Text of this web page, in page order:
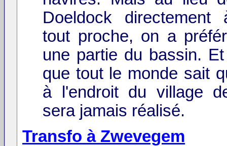
Doeldock directement
tout proche, on a
une partie du bassin.
que tout le monde sait
à l'endroit du village
sera jamais réalisé.
Transfo à Zwevegem